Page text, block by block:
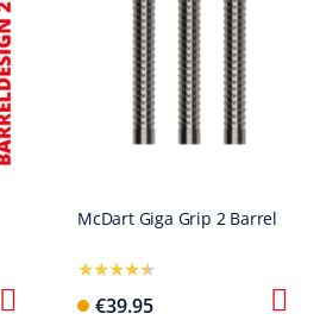
McDart Giga Grip 2 Barrel
€39.95